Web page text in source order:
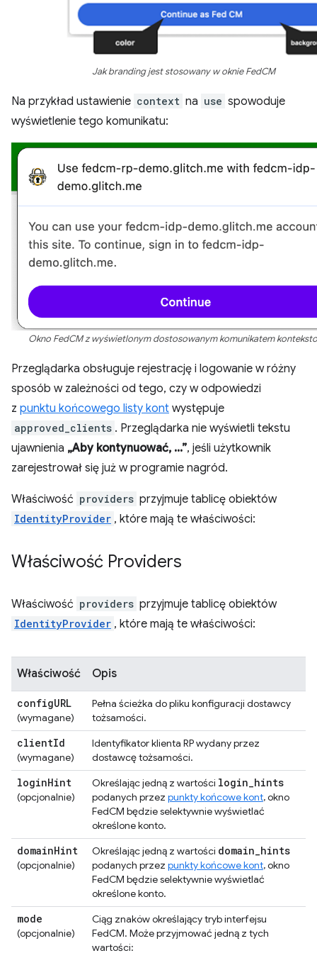
Jak branding jest stosowany w oknie FedCM
Na przykład ustawienie context na use spowoduje
wyświetlenie tego komunikatu:
Okno FedCM z wyświetlonym dostosowanym komunikatem
Przeglądarka obsługuje rejestrację i logowanie w różny
sposób w zależności od tego, czy w odpowiedzi
z punktu końcowego listy kont występuje
approved_clients . Przeglądarka nie wyświetli tekstu
ujawnienia „Aby kontynuować, ...”, jeśli użytkownik
zarejestrował się już w programie nagród.
Właściwość providers przyjmuje tablicę obiektów
IdentityProvider , które mają te właściwości:
Właściwość Providers
Właściwość providers przyjmuje tablicę obiektów
IdentityProvider , które mają te właściwości:
Właściwość Opis
configURL
(wymagane)
Pełna ścieżka do pliku konfiguracji dostawcy
tożsamości.
clientId
(wymagane)
Identyfikator klienta RP wydany przez
dostawcę tożsamości.
loginHint
(opcjonalnie)
Określając jedną z wartości login hints
podanych przez punkty końcowe kont, okno
FedCM będzie selektywnie wyświetlać
określone konto.
domainHint
(opcjonalnie)
Określając jedną z wartości domain hints
podanych przez punkty końcowe kont, okno
FedCM będzie selektywnie wyświetlać
określone konto.
mode
(opcjonalnie)
Ciąg znaków określający tryb interfejsu
FedCM. Może przyjmować jedną z tych
wartości: